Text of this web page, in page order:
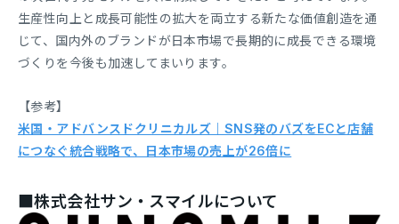
生産性向上と成長可能性の拡大を両立する新たな価値創造を通
じて、国内外のブランドが日本市場で長期的に成長できる環境
づくりを今後も加速してまいります。
【参考】
米国・アドバンスドクリニカルズ｜SNS発のバズをECと店舗
につなぐ統合戦略で、日本市場の売上が26倍に
■株式会社サン・スマイルについて